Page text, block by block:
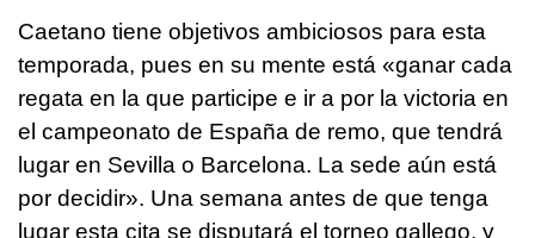
Caetano tiene objetivos ambiciosos para esta
temporada, pues en su mente está «ganar cada
regata en la que participe e ir a por la victoria en
el campeonato de España de remo, que tendrá
lugar en Sevilla o Barcelona. La sede aún está
por decidir». Una semana antes de que tenga
lugar esta cita se disputará el torneo gallego, y